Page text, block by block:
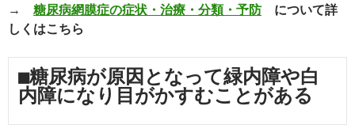
→ 糖尿病網膜症の症状・治療・分類・予防について詳
しくはこちら
■糖尿病が原因となって緑内障や白
内障になり目がかすむことがある